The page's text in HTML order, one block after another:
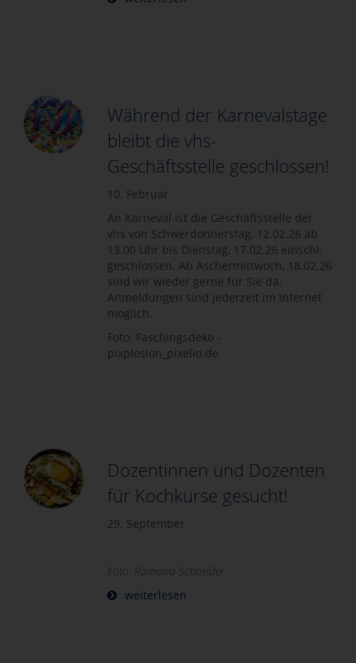
Während der Karnevalstage
bleibt die vhs-
Geschäftsstelle geschlossen!
10. Februar
An Karneval ist die Geschäftsstelle der
vhs von Schwerdonnerstag, 12.02.26 ab
13.00 Uhr bis Dienstag, 17.02.26 einschl.
geschlossen. Ab Aschermittwoch, 18.02.26
sind wir wieder gerne für Sie da.
Anmeldungen sind jederzeit im Internet
möglich.
Foto: Faschingsdeko -
pixplosion_pixelio.de
Dozentinnen und Dozenten
für Kochkurse gesucht!
29. September
Foto: Ramona Schneider
weiterlesen